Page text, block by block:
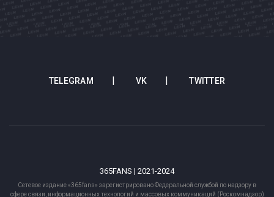
TELEGRAM VK TWITTER
365FANS | 2021-2024
Сетевое издание «365fans» зарегистрировано Федеральной службой по надзору в
сфере связи, информационных технологий и массовых коммуникаций (Роскомнадзор)